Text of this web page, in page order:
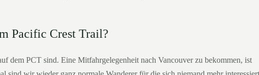
Pacific Crest Trail?
dem PCT sind. Eine Mitfahrgelegenheit nach Vancouver zu bekommen, ist